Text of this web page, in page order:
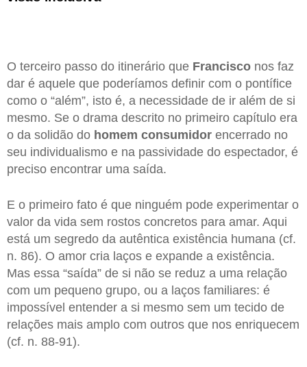
O terceiro passo do itinerário que Francisco nos faz
dar é aquele que poderíamos definir com o pontífice
como o “além”, isto é, a necessidade de ir além de si
mesmo. Se o drama descrito no primeiro capítulo era
o da solidão do homem consumidor encerrado no
seu individualismo e na passividade do espectador, é
preciso encontrar uma saída.
E o primeiro fato é que ninguém pode experimentar o
valor da vida sem rostos concretos para amar. Aqui
está um segredo da autêntica existência humana (cf.
n. 86). O amor cria laços e expande a existência.
Mas essa “saída” de si não se reduz a uma relação
com um pequeno grupo, ou a laços familiares: é
impossível entender a si mesmo sem um tecido de
relações mais amplo com outros que nos enriquecem
(cf. n. 88-91).